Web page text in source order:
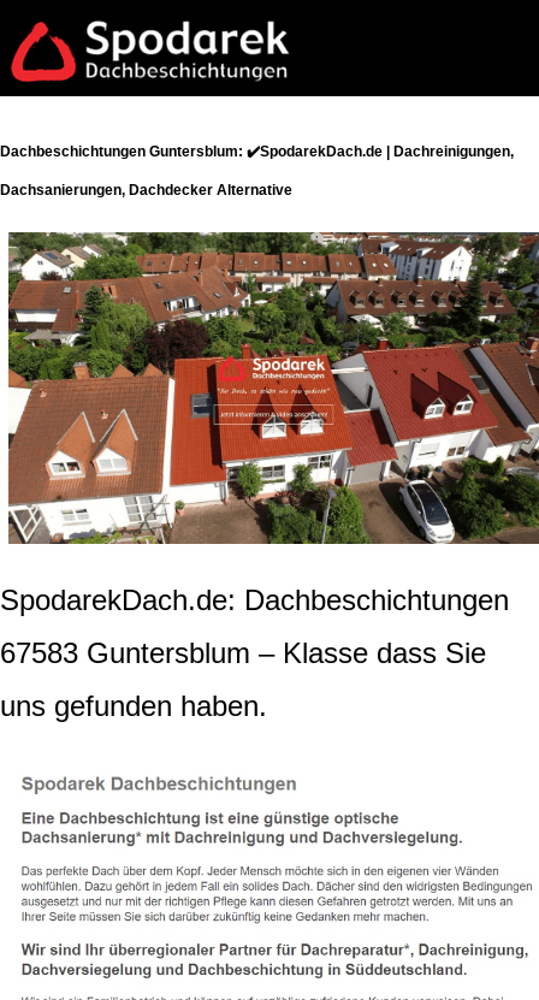
Dachbeschichtungen Guntersblum: ✔️SpodarekDach.de | Dachreinigungen,
Dachsanierungen, Dachdecker Alternative
SpodarekDach.de: Dachbeschichtungen
67583 Guntersblum – Klasse dass Sie
uns gefunden haben.